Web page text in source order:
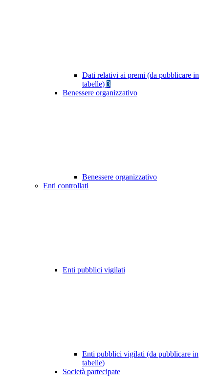
Dati relativi ai premi (da pubblicare in
tabelle) 3
Benessere organizzativo
Benessere organizzativo
Enti controllati
Enti pubblici vigilati
Enti pubblici vigilati (da pubblicare in
tabelle)
Società partecipate